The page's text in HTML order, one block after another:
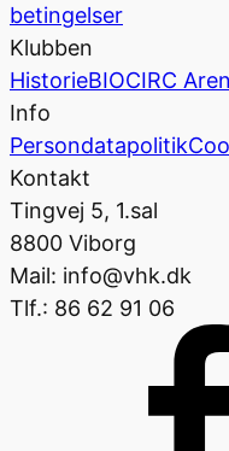
betingelser
Klubben
HistorieBIOCIRC
Info
Persondatapolitik
Kontakt
Tingvej 5, 1.sal
8800 Viborg
Mail: info@vhk.dk
Tlf.: 86 62 91 06